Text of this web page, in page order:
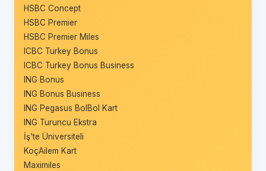
HSBC Concept
HSBC Premier
HSBC Premier Miles
ICBC Turkey Bonus
ICBC Turkey Bonus Business
ING Bonus
ING Bonus Business
ING Pegasus BolBol Kart
ING Turuncu Ekstra
İş’te Üniversiteli
KoçAilem Kart
Maximiles